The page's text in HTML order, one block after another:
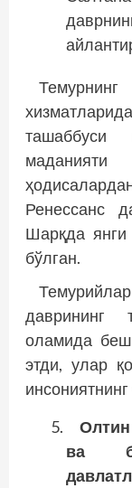
ташаббуси
Ренессанс
Шарқда янги
бўлган.
даврининг
оламида
этди, улар
ва